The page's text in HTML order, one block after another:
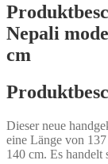
Nepali
cm
Dieser neue
eine Länge von
140 cm. Es handelt